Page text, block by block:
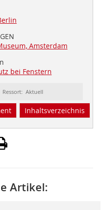
Amsterdam
bei Fenstern
Ressort: Aktuell
Inhaltsverzeichnis
Artikel: